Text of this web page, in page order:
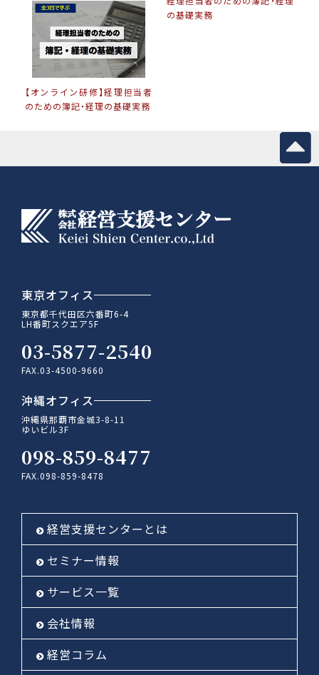
【オンライン研修】経理担当者
のための簿記・経理の基礎実務
の基礎実務
東京オフィス
東京都千代田区六番町6-4
LH番町スクエア5F
03-5877-2540
FAX.03-4500-9660
沖縄オフィス
沖縄県那覇市金城3-8-11
ゆいビル3F
098-859-8477
FAX.098-859-8478
経営支援センターとは
セミナー情報
サービス一覧
会社情報
経営コラム